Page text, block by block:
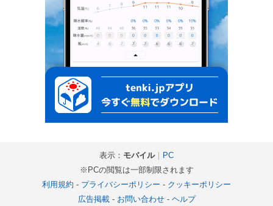
表示： モバイル｜ PC
※PCの閲覧は一部制限されます
利用規約 - プライバシーポリシー - クッキーポリシー
広告掲載- お問い合わせ- ヘルプ